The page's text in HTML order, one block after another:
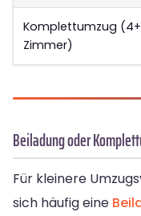
Komplettumzug (4+
Zimmer)
Beiladung oder
Für kleinere
sich häufig eine